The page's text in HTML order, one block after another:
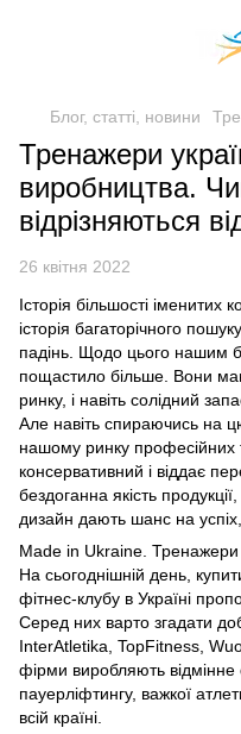
Блог, статті, новини
Тренажери
виробництва.
відрізняються
26 квітня 2022
Історія більшості
історія багаторічного
падінь. Щодо цього нашим
пощастило більше. Вони
ринку, і навіть солідний
Але навіть спираючись на
нашому ринку професійних
консервативний і віддає
бездоганна якість
дизайн дають шанс на успіх,
Made in Ukraine.
На сьогоднішній день,
фітнес-клубу в Україні
Серед них варто згадати
InterAtletika, TopFitness,
фірми виробляють
пауерліфтингу, важкої
всій країні.